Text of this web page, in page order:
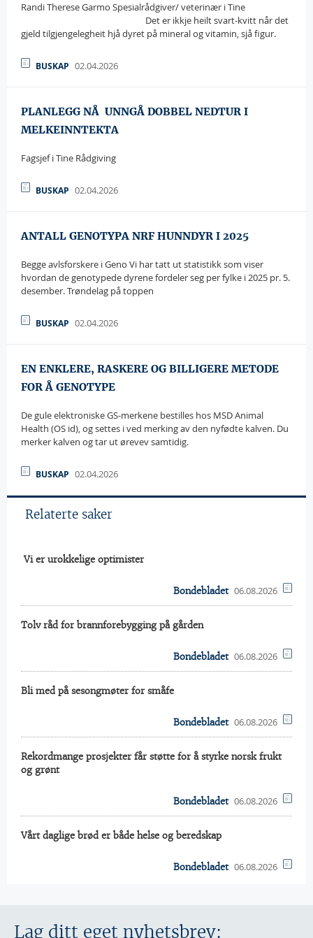
Randi Therese Garmo Spesialrådgiver/ veterinær i Tine
Det er ikkje heilt svart-kvitt når det
gjeld tilgjengelegheit hjå dyret på mineral og vitamin, sjå figur.
BUSKAP 02.04.2026
PLANLEGG NÅ  UNNGÅ DOBBEL NEDTUR I
MELKEINNTEKTA
Fagsjef i Tine Rådgiving
BUSKAP 02.04.2026
ANTALL GENOTYPA NRF HUNNDYR I 2025
Begge avlsforskere i Geno Vi har tatt ut statistikk som viser
hvordan de genotypede dyrene fordeler seg per fylke i 2025 pr. 5.
desember. Trøndelag på toppen
BUSKAP 02.04.2026
EN ENKLERE, RASKERE OG BILLIGERE METODE
FOR Å GENOTYPE
De gule elektroniske GS-merkene bestilles hos MSD Animal
Health (OS id), og settes i ved merking av den nyfødte kalven. Du
merker kalven og tar ut ørevev samtidig.
BUSKAP 02.04.2026
Relaterte saker
 Vi er urokkelige optimister
Bondebladet 06.08.2026
Tolv råd for brannforebygging på gården
Bondebladet 06.08.2026
Bli med på sesongmøter for småfe
Bondebladet 06.08.2026
Rekordmange prosjekter får støtte for å styrke norsk frukt
og grønt
Bondebladet 06.08.2026
Vårt daglige brød er både helse og beredskap
Bondebladet 06.08.2026
Lag ditt eget nyhetsbrev: